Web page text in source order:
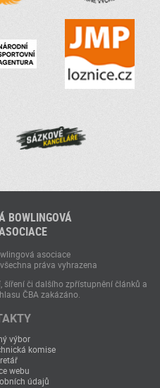
BOWLINGOVÁ
asociace
práva vyhrazena
šíření či dalšího zpřístupnění článků a
ČBA zakázáno.
výbor
komise
webu
údajů